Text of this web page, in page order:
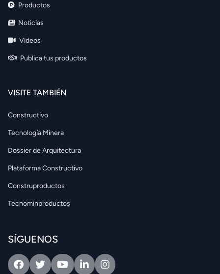
Productos
Noticias
Videos
Publica tus productos
VISITE TAMBIÉN
Constructivo
Tecnología Minera
Dossier de Arquitectura
Plataforma Constructivo
Construproductos
Tecnominproductos
SÍGUENOS
FacebookTwitterYoutubeLinkedinIntagram